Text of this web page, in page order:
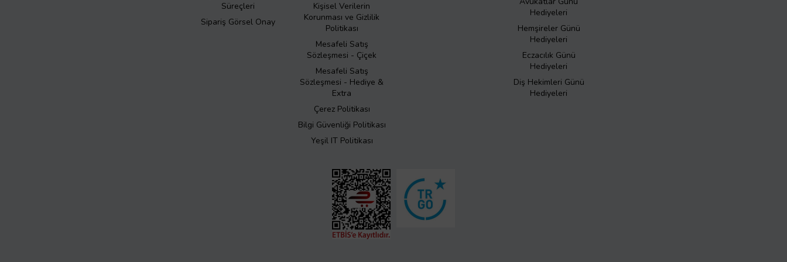
Süreçleri
Sipariş Görsel Onay
Kişisel Verilerin
Korunması ve Gizlilik
Politikası
Mesafeli Satış
Sözleşmesi - Çiçek
Mesafeli Satış
Sözleşmesi - Hediye &
Extra
Çerez Politikası
Bilgi Güvenliği Politikası
Yeşil IT Politikası
Hediyeleri
Hemşireler Günü
Hediyeleri
Eczacılık Günü
Hediyeleri
Diş Hekimleri Günü
Hediyeleri